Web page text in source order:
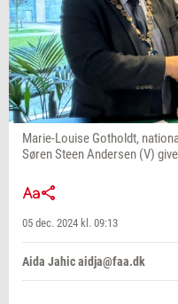
Marie-Louise Gotholdt,
Søren Steen Andersen (V)
05 dec. 2024 kl. 09:13
Aida Jahic aidja@faa.dk